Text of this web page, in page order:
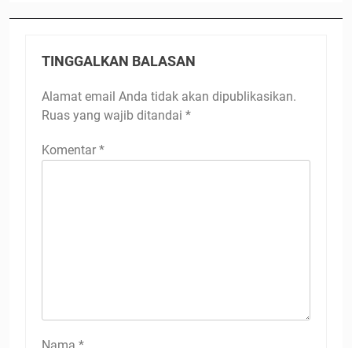
TINGGALKAN BALASAN
Alamat email Anda tidak akan dipublikasikan.
Ruas yang wajib ditandai *
Komentar *